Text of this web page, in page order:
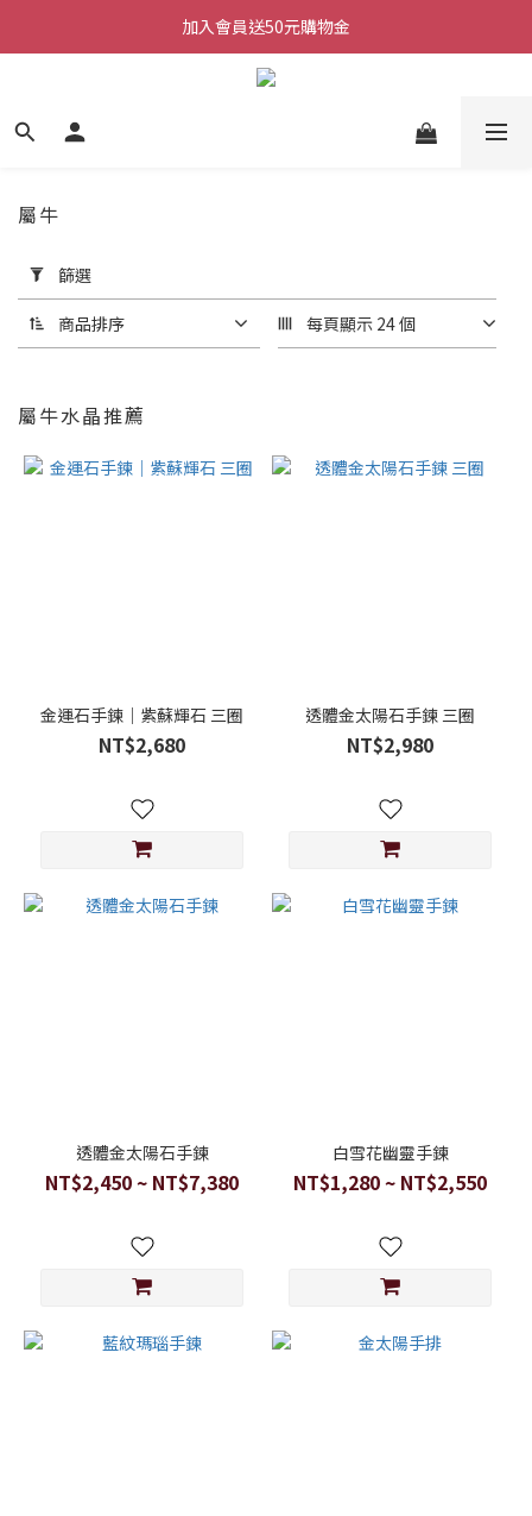
加入會員送50元購物金
加入會員送50元購物金
每週三/四/五 20:30 IG直播
用
篩
選
(0/20)
價格
屬牛
篩選
商品排序 每頁顯示 24 個
屬牛水晶推薦
金運石手鍊｜紫蘇輝石 三圈
NT$2,680
透體金太陽石手鍊 三圈
NT$2,980
透體金太陽石手鍊
NT$2,450 ~ NT$7,380
白雪花幽靈手鍊
NT$1,280 ~ NT$2,550